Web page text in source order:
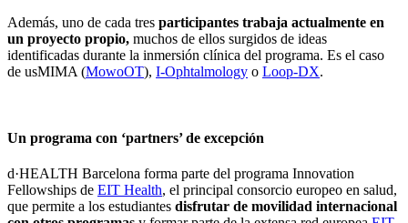
Además, uno de cada tres participantes trabaja actualmente en
un proyecto propio, muchos de ellos surgidos de ideas
identificadas durante la inmersión clínica del programa. Es el caso
de usMIMA (MowoOT), I-Ophtalmology o Loop-DX.
Un programa con ‘partners’ de excepción
d·HEALTH Barcelona forma parte del programa Innovation
Fellowships de EIT Health, el principal consorcio europeo en salud,
que permite a los estudiantes disfrutar de movilidad internacional